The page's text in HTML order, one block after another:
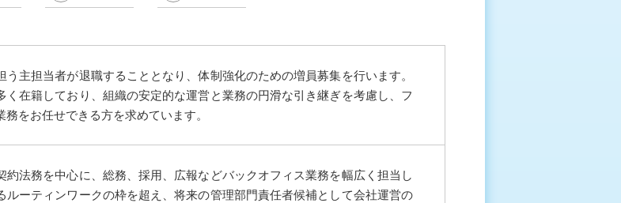
主担当者が退職することとなり、体制強化のための増員募集を行います。
く在籍しており、組織の安定的な運営と業務の円滑な引き継ぎを考慮し、フ
をお任せできる方を求めています。
約法務を中心に、総務、採用、広報などバックオフィス業務を幅広く担当し
ルーティンワークの枠を超え、将来の管理部門責任者候補として会社運営の